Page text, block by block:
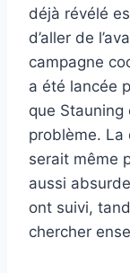
déjà révélé
d’aller de
campagne
a été lancée
que Stauning
problème.
serait même
aussi
ont suivi,
chercher